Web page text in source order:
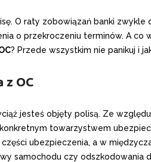
O raty zobowiązań banki zwykle
o przekroczeniu terminów. A co
? Przede wszystkim nie panikuj i
z OC
jesteś objęty polisą. Ze
towarzystwem
ubezpieczenia, a w
samochodu czy odszkodowania